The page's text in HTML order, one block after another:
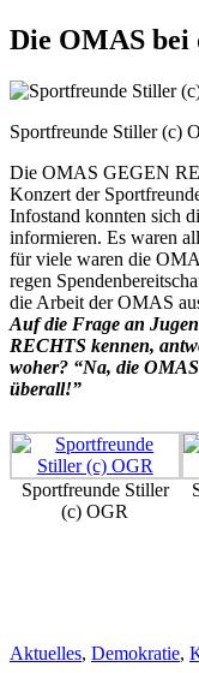
Die OMAS
Sportfreunde Stiller (c)
Die OMAS GEGEN
Konzert der
Infostand konnten sich
informieren. Es waren
für viele waren die
regen
die Arbeit der OMAS
Auf die Frage an
RECHTS kennen,
woher? “Na, die
überall!”
Sportfreunde Stiller
(c) OGR
Aktuelles, Demokratie,